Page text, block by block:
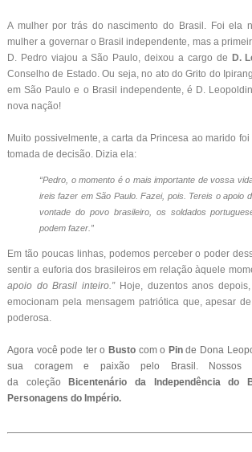
A mulher por trás do nascimento do Brasil. Foi ela
mulher a governar o Brasil independente, mas a
D. Pedro viajou a São Paulo, deixou a cargo de D.
Conselho de Estado. Ou seja, no ato do Grito do
em São Paulo e o Brasil independente, é D.
nova nação!
Muito possivelmente, a carta da Princesa ao marido
tomada de decisão. Dizia ela:
“Pedro, o momento é o mais importante de vossa
ireis fazer em São Paulo. Fazei, pois. Tereis o apoio
vontade do povo brasileiro, os soldados
podem fazer.”
Em tão poucas linhas, podemos perceber o poder
sentir a euforia dos brasileiros em relação àquele
apoio do Brasil inteiro.”Hoje, duzentos anos
emocionam pela mensagem patriótica que, apesar
poderosa.
Agora você pode ter o Busto com o Pinde Dona
sua coragem e paixão pelo Brasil.
Nossos
da coleção
Bicentenário da Independência do
Personagens do Império.